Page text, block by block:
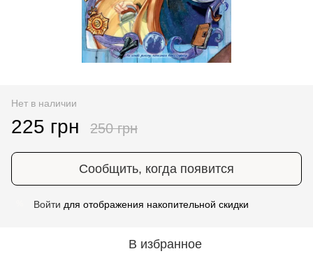
Нет в наличии
225 грн 250 грн
Сообщить, когда появится
Войти для отображения накопительной скидки
В избранное